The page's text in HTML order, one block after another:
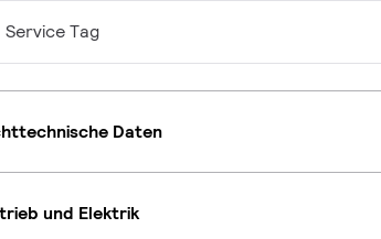
Service Tag
Daten
und Elektrik